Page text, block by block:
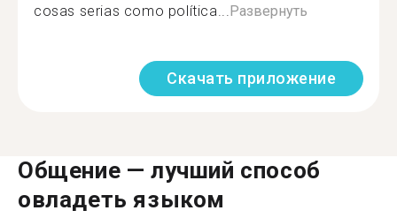
cosas serias como política... Развернуть
Скачать приложение
Общение — лучший способ
овладеть языком